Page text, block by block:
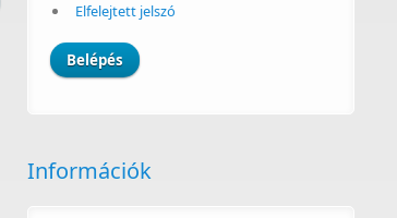
Elfelejtett jelszó
Információk